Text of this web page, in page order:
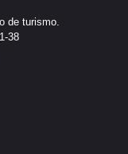
de turismo.
38